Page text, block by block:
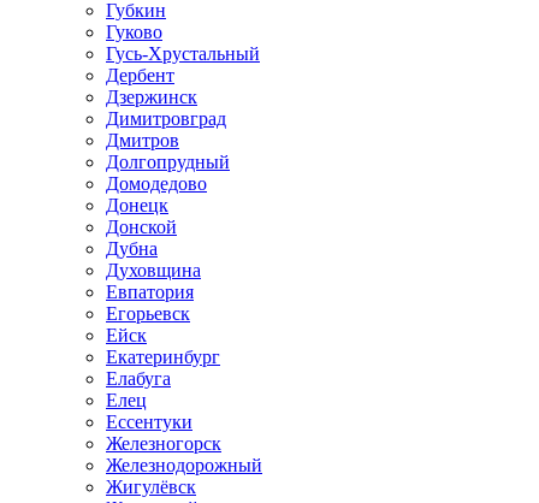
Губкин
Гуково
Гусь-Хрустальный
Дербент
Дзержинск
Димитровград
Дмитров
Долгопрудный
Домодедово
Донецк
Донской
Дубна
Духовщина
Евпатория
Егорьевск
Ейск
Екатеринбург
Елабуга
Елец
Ессентуки
Железногорск
Железнодорожный
Жигулёвск